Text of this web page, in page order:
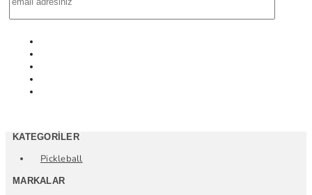
KATEGORILER
Pickleball
MARKALAR